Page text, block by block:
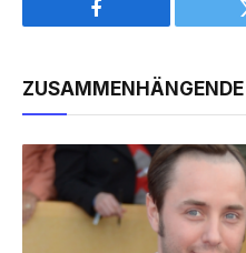
Facebook
ZUSAMMENHÄNGENDE